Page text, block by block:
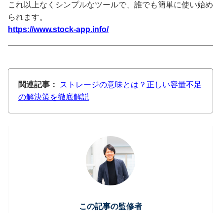
これ以上なくシンプルなツールで、誰でも簡単に使い始め
られます。
https://www.stock-app.info/
関連記事： ストレージの意味とは？正しい容量不足
の解決策を徹底解説
この記事の監修者